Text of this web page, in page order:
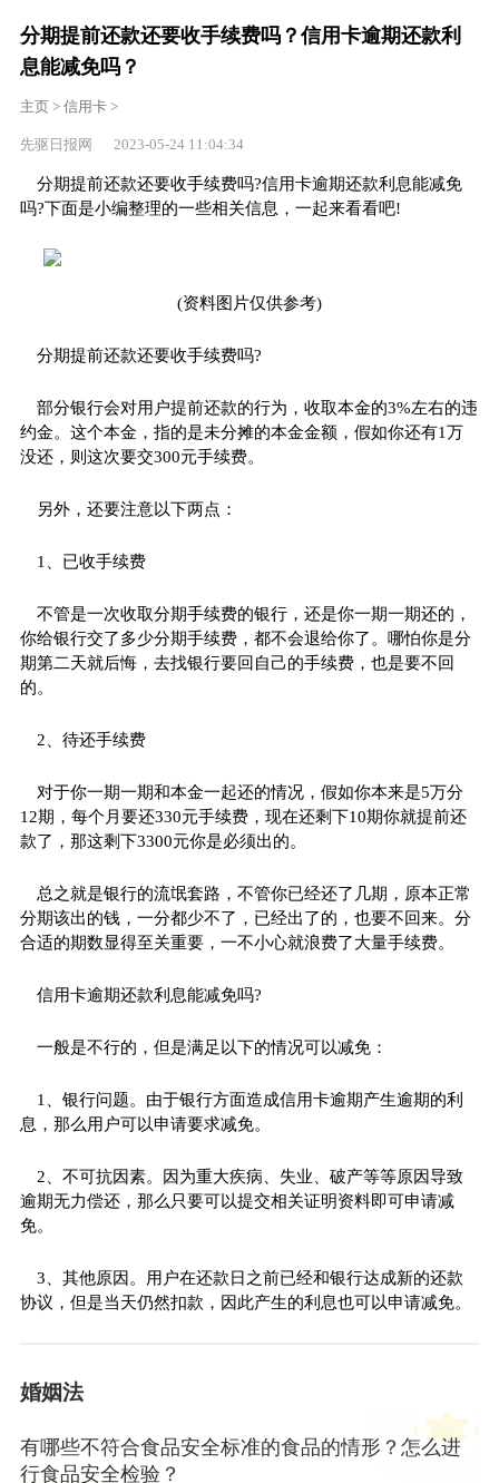
分期提前还款还要收手续费吗？信用卡逾期还款利
息能减免吗？
主页> 信用卡>
先驱日报网 2023-05-24 11:04:34
分期提前还款还要收手续费吗?信用卡逾期还款利息能减免
吗?下面是小编整理的一些相关信息，一起来看看吧!
(资料图片仅供参考)
分期提前还款还要收手续费吗?
部分银行会对用户提前还款的行为，收取本金的3%左右的违
约金。这个本金，指的是未分摊的本金金额，假如你还有1万
没还，则这次要交300元手续费。
另外，还要注意以下两点：
1、已收手续费
不管是一次收取分期手续费的银行，还是你一期一期还的，
你给银行交了多少分期手续费，都不会退给你了。哪怕你是分
期第二天就后悔，去找银行要回自己的手续费，也是要不回
的。
2、待还手续费
对于你一期一期和本金一起还的情况，假如你本来是5万分
12期，每个月要还330元手续费，现在还剩下10期你就提前还
款了，那这剩下3300元你是必须出的。
总之就是银行的流氓套路，不管你已经还了几期，原本正常
分期该出的钱，一分都少不了，已经出了的，也要不回来。分
合适的期数显得至关重要，一不小心就浪费了大量手续费。
信用卡逾期还款利息能减免吗?
一般是不行的，但是满足以下的情况可以减免：
1、银行问题。由于银行方面造成信用卡逾期产生逾期的利
息，那么用户可以申请要求减免。
2、不可抗因素。因为重大疾病、失业、破产等等原因导致
逾期无力偿还，那么只要可以提交相关证明资料即可申请减
免。
3、其他原因。用户在还款日之前已经和银行达成新的还款
协议，但是当天仍然扣款，因此产生的利息也可以申请减免。
婚姻法
有哪些不符合食品安全标准的食品的情形？怎么进
行食品安全检验？